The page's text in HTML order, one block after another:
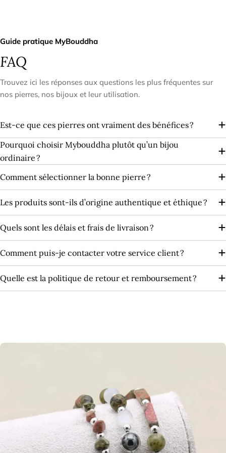
Guide pratique MyBouddha
FAQ
Trouvez ici les réponses aux questions les plus fréquentes sur
nos pierres, nos bijoux et leur utilisation.
Est-ce que ces pierres ont vraiment des bénéfices ?
Pourquoi choisir Mybouddha plutôt qu’un bijou
ordinaire ?
Comment sélectionner la bonne pierre ?
Les produits sont‑ils d’origine authentique et éthique ?
Quels sont les délais et frais de livraison ?
Comment puis-je contacter votre service client ?
Quelle est la politique de retour et remboursement ?